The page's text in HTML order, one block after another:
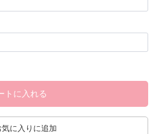
トに入れる
気に入りに追加